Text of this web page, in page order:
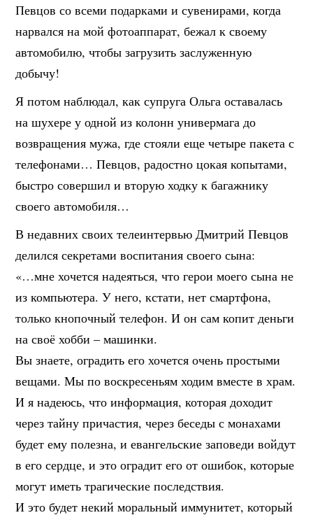
Певцов со всеми подарками и сувенирами, когда
нарвался на мой фотоаппарат, бежал к своему
автомобилю, чтобы загрузить заслуженную
добычу!
Я потом наблюдал, как супруга Ольга оставалась
на шухере у одной из колонн универмага до
возвращения мужа, где стояли еще четыре пакета с
телефонами… Певцов, радостно цокая копытами,
быстро совершил и вторую ходку к багажнику
своего автомобиля…
В недавних своих телеинтервью Дмитрий Певцов
делился секретами воспитания своего сына:
«…мне хочется надеяться, что герои моего сына не
из компьютера. У него, кстати, нет смартфона,
только кнопочный телефон. И он сам копит деньги
на своё хобби – машинки.
Вы знаете, оградить его хочется очень простыми
вещами. Мы по воскресеньям ходим вместе в храм.
И я надеюсь, что информация, которая доходит
через тайну причастия, через беседы с монахами
будет ему полезна, и евангельские заповеди войдут
в его сердце, и это оградит его от ошибок, которые
могут иметь трагические последствия.
И это будет некий моральный иммунитет, который